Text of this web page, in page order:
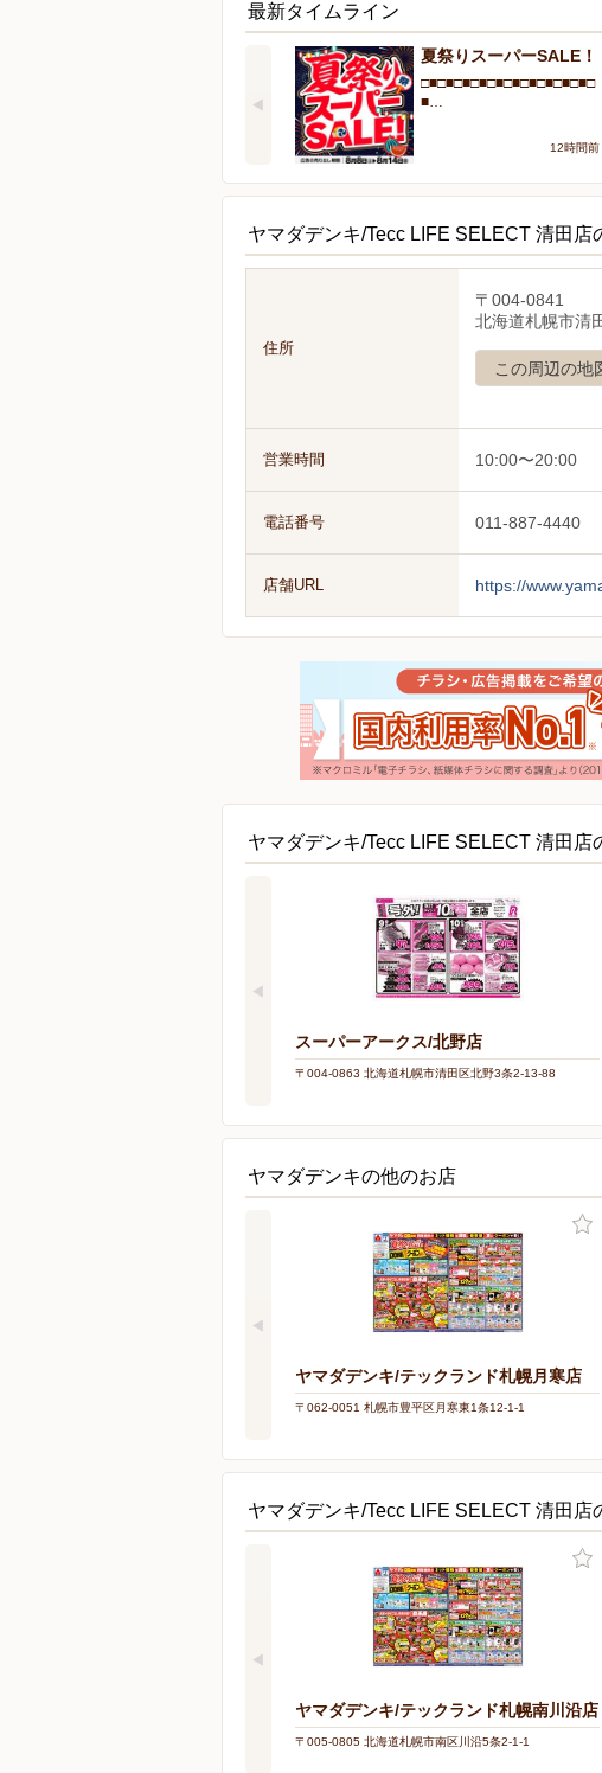
最新タイムライン
夏祭りスーパーSALE！
□■□■□■□■□■□■□■□■□■□■□
■…
12時間前
ヤマダデンキ/Tecc LIFE SELECT 清田店
住所
〒004-0841
北海道札幌市清
この周辺の地
営業時間 10:00〜20:00
電話番号 011-887-4440
店舗URL https://
ヤマダデンキ/Tecc LIFE SELECT 清田店
スーパーアークス/北野店
〒004-0863 北海道札幌市清田区北野3条2-13-88
ヤマダデンキの他のお店
ヤマダデンキ/テックランド札幌月寒店
〒062-0051 札幌市豊平区月寒東1条12-1-1
ヤマダデンキ/Tecc LIFE SELECT 清田店
ヤマダデンキ/テックランド札幌南川沿店
〒005-0805 北海道札幌市南区川沿5条2-1-1